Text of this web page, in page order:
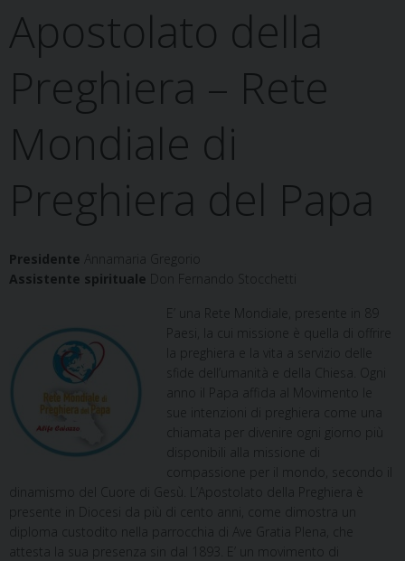
Apostolato della
Preghiera – Rete
Mondiale di
Preghiera del Papa
Presidente Annamaria Gregorio
Assistente spirituale Don Fernando Stocchetti
E’ una Rete Mondiale, presente in 89
Paesi, la cui missione è quella di offrire
la preghiera e la vita a servizio delle
sfide dell’umanità e della Chiesa. Ogni
anno il Papa affida al Movimento le
sue intenzioni di preghiera come una
chiamata per divenire ogni giorno più
disponibili alla missione di
compassione per il mondo, secondo il
dinamismo del Cuore di Gesù. L’Apostolato della Preghiera è
presente in Diocesi da più di cento anni, come dimostra un
diploma custodito nella parrocchia di Ave Gratia Plena, che
attesta la sua presenza sin dal 1893. E’ un movimento di